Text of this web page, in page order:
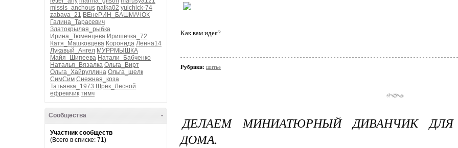
missis_anchous natka02 yulchick-74
zabava_21 ВЕнеРИН_БАШМАЧОК
Галина_Тарасевич
Златокрылая_рыбка
Ирина_Тюменцева Иришечка_72
Катя_Машковцева Коронида Ленна14
Лукавый_Ангел МУРРМЫШКА
Майя_Шипеева Натали_Бабченко
Наталья_Вязалка Ольга_Вирт
Ольга_Хайруллина Ольга_шелк
СимСим Снежная_коза
Татьянка_1973 Шрек_Лесной
ефремчик тимч
-
Сообщества
Участник сообществ
(Всего в списке: 71)
Как вам идея?
Рубрики: шитье
ДЕЛАЕМ МИНИАТЮРНЫЙ ДИВАНЧИК ДЛЯ
ДОМА.